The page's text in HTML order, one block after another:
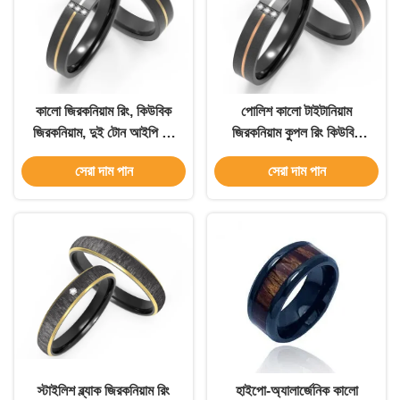
কালো জিরকনিয়াম রিং, কিউবিক
জিরকনিয়াম, দুই টোন আইপি কে
গোল্ড
সেরা দাম পান
পোলিশ কালো টাইটানিয়াম
জিরকনিয়াম কুপল রিং কিউবিক
জিরকনিয়াম দুই টোন আইপি গোল্ড
সেরা দাম পান
স্টাইলিশ ব্ল্যাক জিরকনিয়াম রিং
হাইপো-অ্যালার্জেনিক কালো